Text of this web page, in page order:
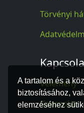
A tartalom és a
biztosításához,
elemzéséhez
Törvényi
Vélemény
Kapcsolat